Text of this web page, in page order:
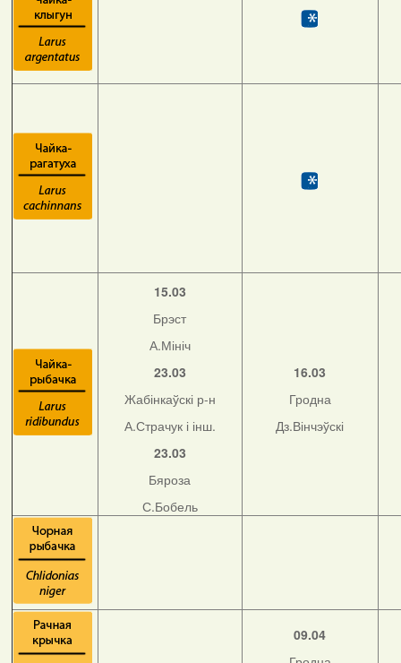
15.03
Брэст
А.Мініч
23.03
Жабінкаўскі р-н
А.Страчук і інш.
23.03
Бяроза
С.Бобель
16.03
Гродна
Дз.Вінчэўскі
09.04